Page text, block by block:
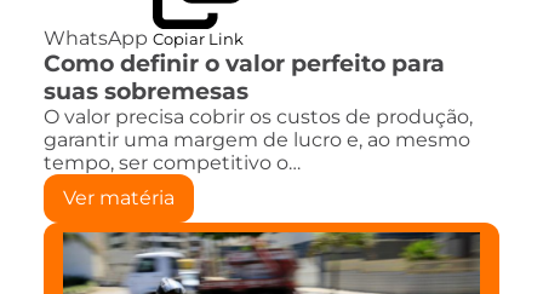
WhatsApp Copiar Link
Como definir o valor perfeito para
suas sobremesas
O valor precisa cobrir os custos de produção,
garantir uma margem de lucro e, ao mesmo
tempo, ser competitivo o…
Ver matéria